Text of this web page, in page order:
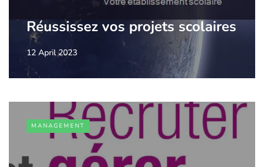
Réussissez vos projets scolaires
12 April 2023
MANAGEMENT